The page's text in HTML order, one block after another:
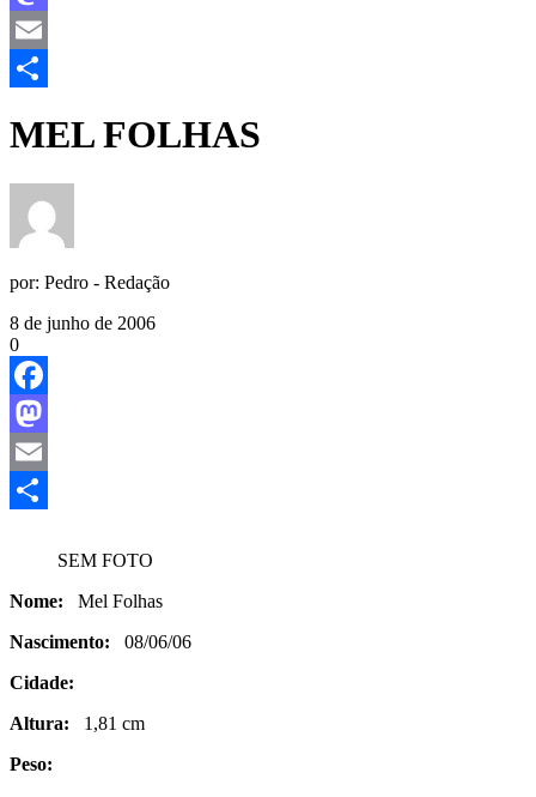
Mastodon
Email
MEL FOLHAS
por: Pedro - Redação
8 de junho de 2006
0
Facebook
Mastodon
Email
SEM FOTO
Nome: Mel Folhas
Nascimento: 08/06/06
Cidade:
Altura: 1,81 cm
Peso: